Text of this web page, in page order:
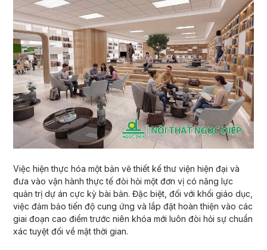
Việc hiện thực hóa một bản vẽ thiết kế thư viện hiện đại và
đưa vào vận hành thực tế đòi hỏi một đơn vị có năng lực
quản trị dự án cực kỳ bài bản. Đặc biệt, đối với khối giáo dục,
việc đảm bảo tiến độ cung ứng và lắp đặt hoàn thiện vào các
giai đoạn cao điểm trước niên khóa mới luôn đòi hỏi sự chuẩn
xác tuyệt đối về mặt thời gian.